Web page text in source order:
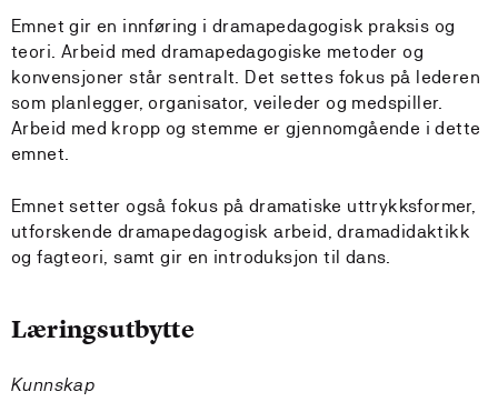
Emnet gir en innføring i dramapedagogisk praksis og
teori. Arbeid med dramapedagogiske metoder og
konvensjoner står sentralt. Det settes fokus på lederen
som planlegger, organisator, veileder og medspiller.
Arbeid med kropp og stemme er gjennomgående i dette
emnet.
Emnet setter også fokus på dramatiske uttrykksformer,
utforskende dramapedagogisk arbeid, dramadidaktikk
og fagteori, samt gir en introduksjon til dans.
Læringsutbytte
Kunnskap